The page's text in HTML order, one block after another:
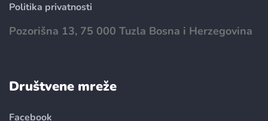
Politika privatnosti
Pozorišna 13, 75 000 Tuzla Bosna i Herzegovina
Društvene mreže
Facebook